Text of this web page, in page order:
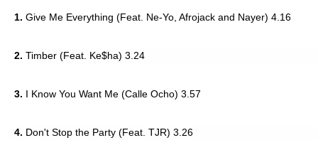
1. Give Me Everything (Feat. Ne-Yo, Afrojack and Nayer) 4.16
2. Timber (Feat. Ke$ha) 3.24
3. I Know You Want Me (Calle Ocho) 3.57
4. Don't Stop the Party (Feat. TJR) 3.26